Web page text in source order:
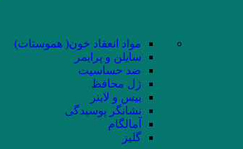
مواد انعقاد خون( هموستات)
سایلن و پرایمر
ضد حساسیت
ژل محافظ
بیس و لاینر
نشانگر پوسیدگی
آمالگام
گلیز